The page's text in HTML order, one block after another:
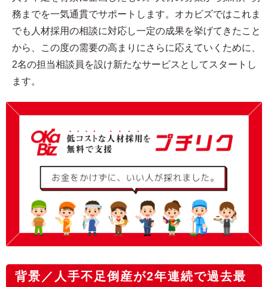
務までを一気通貫でサポートします。オカビズではこれま
でも人材採用の相談に対応し一定の成果を挙げてきたこと
から、この度の需要の高まりにさらに応えていくために、
2名の担当相談員を設け新たなサービスとしてスタートし
ます。
背景／人手不足倒産が2年連続で過去最